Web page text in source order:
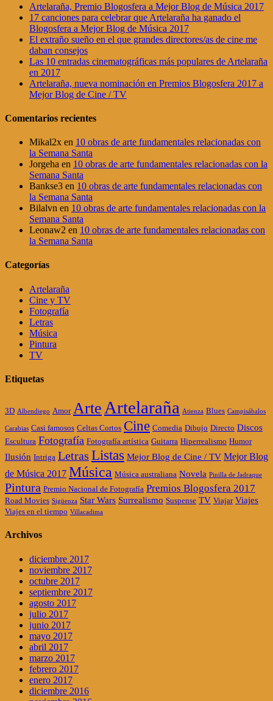
Artelaraña, Premio Blogosfera a Mejor Blog de Música 2017
17 canciones para celebrar que Artelaraña ha ganado el
Blogosfera a Mejor Blog de Música 2017
El extraño sueño en el que grandes directores/as de cine me
daban consejos
Las 10 entradas cinematográficas más populares de Artelaraña
en 2017
Artelaraña, nueva nominación en Premios Blogosfera 2017 a
Mejor Blog de Cine / TV
Comentarios recientes
Mikal2x en 10 obras de arte fundamentales relacionadas con
la Semana Santa
Jorgeha en 10 obras de arte fundamentales relacionadas con la
Semana Santa
Bankse3 en 10 obras de arte fundamentales relacionadas con
la Semana Santa
Bilalvn en 10 obras de arte fundamentales relacionadas con la
Semana Santa
Leonaw2 en 10 obras de arte fundamentales relacionadas con
la Semana Santa
Categorías
Artelaraña
Cine y TV
Fotografía
Letras
Música
Pintura
TV
Etiquetas
3D Albendiego Amor Arte Artelaraña Atienza Blues Campisábalos
Carabias Casi famosos Celtas Cortos Cine Comedia Dibujo Directo Discos
Escultura Fotografía Fotografía artística Guitarra Hiperrealismo Humor
Ilusión Intriga Letras Listas Mejor Blog de Cine / TV Mejor Blog
de Música 2017 Música Música australiana Novela Pinilla de Jadraque
Pintura Premio Nacional de Fotografía Premios Blogosfera 2017
Road Movies Sigüenza Star Wars Surrealismo Suspense TV Viajar Viajes
Viajes en el tiempo Villacadima
Archivos
diciembre 2017
noviembre 2017
octubre 2017
septiembre 2017
agosto 2017
julio 2017
junio 2017
mayo 2017
abril 2017
marzo 2017
febrero 2017
enero 2017
diciembre 2016